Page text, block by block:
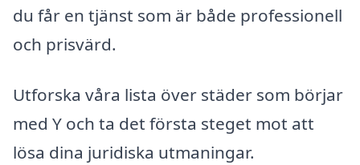
du får en tjänst som är både professionell
och prisvärd.
Utforska våra lista över städer som börjar
med Y och ta det första steget mot att
lösa dina juridiska utmaningar.